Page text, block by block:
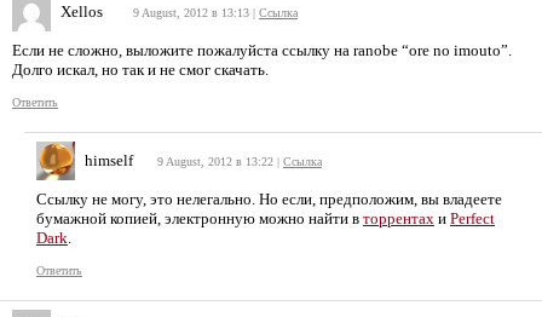
Xellos 9 August, 2012 в 13:13 | Ссылка
Если не сложно, выложите пожалуйста ссылку на ranobe “ore no imouto”.
Долго искал, но так и не смог скачать.
Ответить
himself 9 August, 2012 в 13:22 | Ссылка
Ссылку не могу, это нелегально. Но если, предположим, вы владеете
бумажной копией, электронную можно найти в торрентах и Perfect
Dark
Ответить